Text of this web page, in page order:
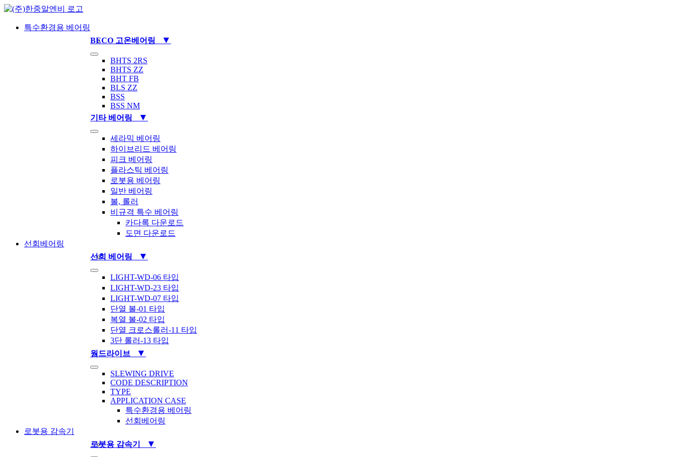
Skip
content특수환경용 베어링
BECO 고온베어링
▼
Toggle
Navigation
BHTS 2RS
BHTS ZZ
BHT FB
BLS ZZ
BSS
BSS NM
기타 베어링
▼
Toggle
Navigation세라믹 베어링
하이브리드 베어링
피크 베어링
플라스틱 베어링
로봇용 베어링
일반 베어링
볼, 롤러
비규격 특수 베어링
카다록 다운로드
도면 다운로드
선회베어링
선회 베어링
▼
Toggle
NavigationLIGHT-WD-06 타입
LIGHT-WD-23 타입
LIGHT-WD-07 타입
단열 볼-01 타입
복열 볼-02 타입
단열 크로스롤러-11 타입
3단 롤러-13 타입
웜드라이브
▼
Toggle
Navigation
SLEWING DRIVE
CODE DESCRIPTION
TYPE
APPLICATION CASE
특수환경용 베어링
선회베어링
로봇용 감속기
로봇용 감속기
▼